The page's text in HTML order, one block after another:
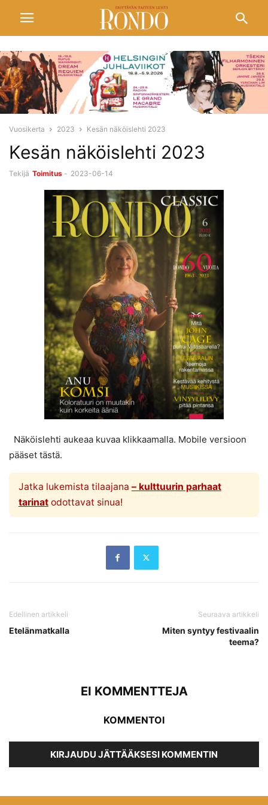
Vuosikerta 2023 Kesän näköislehti 2023
Kesän näköislehti 2023
Tekijä Toimitus - 2023-06-14
Näköislehti aukeaa kuvaa klikkaamalla. Mobile versioon
pääset tästä.
Jatka lukemista tilaajana – kulttuurin parhaat
tarinatodottavat sinua!
Edellinen artikkeli
Etelänmatkalla
Seuraava artikkeli
Miten syntyy festivaalin
teema?
EI KOMMENTTEJA
KOMMENTOI
KIRJAUDU JÄTTÄÄKSESI KOMMENTIN